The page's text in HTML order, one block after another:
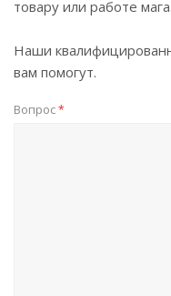
товару или работе
Наши
вам помогут.
Вопрос*